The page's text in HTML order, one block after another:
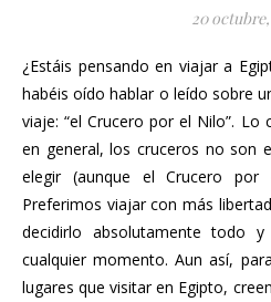
20 octubre,
¿Estáis pensando en viajar a Egipto? Si es así, seguro que ya
habéis oído hablar o leído sobre
viaje: “el Crucero por el Nilo”.
en general, los cruceros no son
elegir (aunque el Crucero por
Preferimos viajar con más
decidirlo absolutamente todo
cualquier momento. Aun así,
lugares que visitar en Egipto,